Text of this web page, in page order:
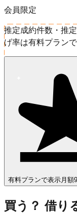
会員限定
推定成約件数・推
げ率は有料プラン
有料プランで表示 月額
買う？ 借り